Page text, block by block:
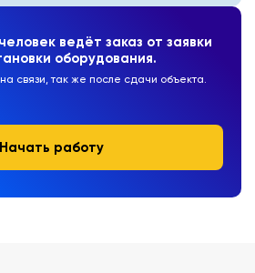
ведёт заказ от заявки
оборудования.
связи, так же после сдачи объекта.
Начать работу